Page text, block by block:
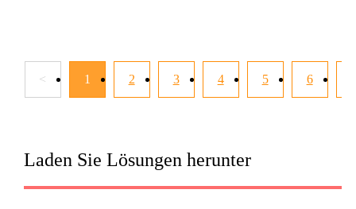
< 1 2 3 4 5 6
Laden Sie Lösungen herunter